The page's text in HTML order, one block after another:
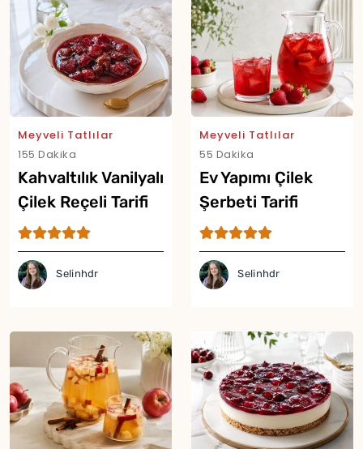
Meyveli Tatlılar
155 Dakika
Kahvaltılık Vanilyalı
Çilek Reçeli Tarifi
Selinhdr
Meyveli Tatlılar
55 Dakika
Ev Yapımı Çilek
Şerbeti Tarifi
Selinhdr